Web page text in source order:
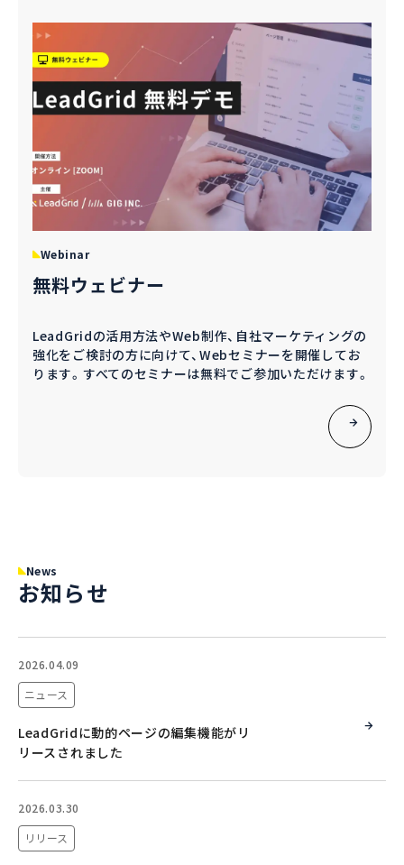
Webinar
無料ウェビナー
LeadGridの活用方法やWeb制作、自社マーケティングの
強化をご検討の方に向けて、Webセミナーを開催してお
ります。すべてのセミナーは無料でご参加いただけます。
News
お知らせ
2026.04.09
ニュース
LeadGridに動的ページの編集機能がリ
リースされました
2026.03.30
リリース